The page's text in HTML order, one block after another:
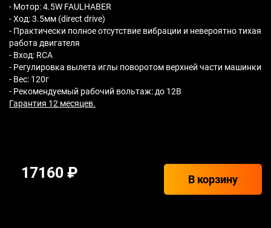
- Мотор: 4.5W FAULHABER
- Ход: 3.5мм (direct drive)
- Практически полное отсутствие вибрации и невероятно тихая
работа двигателя
- Вход: RCA
- Регулировка вылета иглы поворотом верхней части машинки
- Вес: 120г
- Рекомендуемый рабочий вольтаж: до 12В
Гарантия 12 месяцев.
17160 ₽ В корзину